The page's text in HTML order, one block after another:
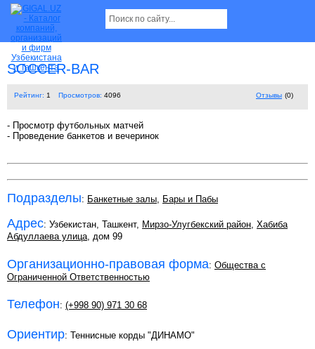
SOCCER-BAR
Рейтинг: 1 Просмотров: 4096 Отзывы (0)
- Просмотр футбольных матчей
- Проведение банкетов и вечеринок
Подразделы: Банкетные залы, Бары и Пабы
Адрес: Узбекистан, Ташкент, Мирзо-Улугбекский район, Хабиба
Абдуллаева улица, дом 99
Организационно-правовая форма: Общества с
Ограниченной Ответственностью
Телефон: (+998 90) 971 30 68
Ориентир: Теннисные корды "ДИНАМО"